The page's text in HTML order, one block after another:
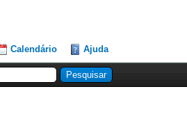
Calendário Ajuda